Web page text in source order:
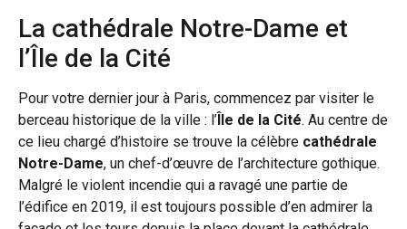
La cathédrale Notre-Dame et
l’Île de la Cité
Pour votre dernier jour à Paris, commencez par visiter le
berceau historique de la ville : l’Île de la Cité. Au centre de
ce lieu chargé d’histoire se trouve la célèbre cathédrale
Notre-Dame, un chef-d’œuvre de l’architecture gothique.
Malgré le violent incendie qui a ravagé une partie de
l’édifice en 2019, il est toujours possible d’en admirer la